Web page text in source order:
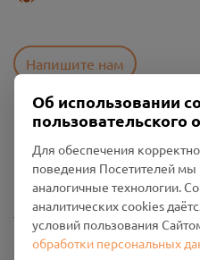
Напишите нам
Политика конфиденциальности
Промо-материалы
Настройки cookies
Общество с ограниченной
Об использовании
пользовательского
Для обеспечения
поведения Посетителей мы
аналогичные технологии.
аналитических cookies
условий пользования
обработки персональных